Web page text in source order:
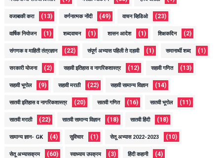
वजाबाकी करा (13) वर्णनात्मक नोंदी (49) वाचन व्हिडिओ (23)
वार्षिक नियोजन (1) शब्दवाचन (1) शासन आदेश (1) शिक्षकदिन (2)
संगणक व माहिती तंत्रज्ञान (22) संपूर्ण अभ्यास पहिली ते दहावी (1) समानार्थी शब्द (1)
सरकारी योजना (2) सहावी इतिहास व नागरिकशास्त्र (12) सहावी गणित (13)
सहावी भूगोल (9) सहावी मराठी (22) सहावी सामान्य विज्ञान (14)
सातवी इतिहास व नागरिकशास्त्र (20) सातवी गणित (16) सातवी भूगोल (11)
सातवी मराठी (22) सातवी सामान्य विज्ञान (18) सातवी हिंदी (18)
सामान्य ज्ञान- GK (4) सुविचार (1) सेतू अभ्यास 2022-2023 (10)
सेतू अभ्यासक्रम (60) स्वाध्याय उपक्रम (3) हिंदी कहानी (4)